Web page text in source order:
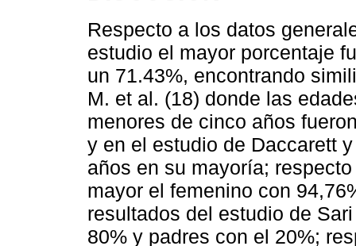
Respecto a los datos
estudio el mayor porcentaje
un 71.43%, encontrando
M. et al. (18) donde las
menores de cinco años
y en el estudio de Daccarett
años en su mayoría;
mayor el femenino con
resultados del estudio de
80% y padres con el 20%;